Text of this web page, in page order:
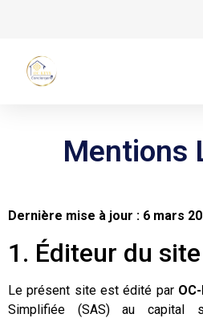
Mentions
Dernière mise à jour : 6 mars
1. Éditeur du site
Le présent site est édité par
Simplifiée (SAS) au capital